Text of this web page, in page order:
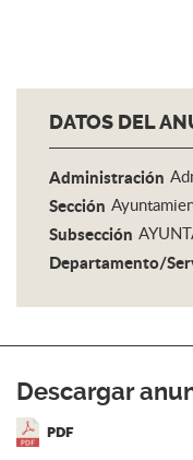
DATOS DEL
Administración
Sección
Subsección
Departamento/
Descargar
PDF